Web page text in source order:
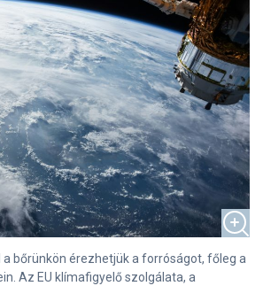
bőrünkön érezhetjük a forróságot, főleg a
Az EU klímafigyelő szolgálata, a